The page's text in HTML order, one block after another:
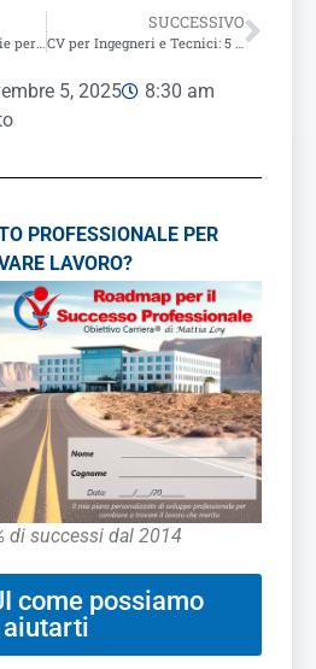
CV marketing: 7 strategie per conquistare i recruiter
SUCCESSIVO
CV per Ingegneri e Tecnici: 5 Passi Fondamentali per un Profilo Efficace
5, 2025
8:30 am
PROFESSIONALE PER
LAVORO?
di successi dal 2014
come possiamo
aiutarti